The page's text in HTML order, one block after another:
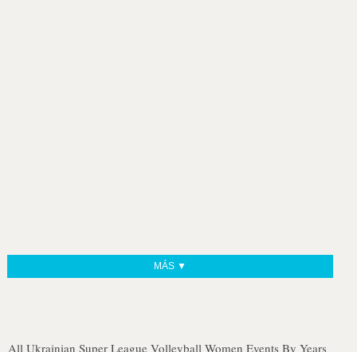
MÁS ▼
All Ukrainian Super League Volleyball Women Events By Years